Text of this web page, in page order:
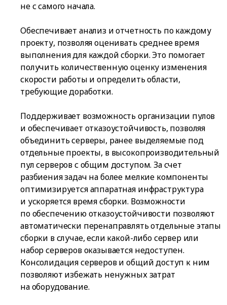
не с самого начала.
Обеспечивает анализ и отчетность по каждому
проекту, позволяя оценивать среднее время
выполнения для каждой сборки. Это помогает
получить количественную оценку изменения
скорости работы и определить области,
требующие доработки.
Поддерживает возможность организации пулов
и обеспечивает отказоустойчивость, позволяя
объединить серверы, ранее выделяемые под
отдельные проекты, в высокопроизводительный
пул серверов с общим доступом. За счет
разбиения задач на более мелкие компоненты
оптимизируется аппаратная инфраструктура
и ускоряется время сборки. Возможности
по обеспечению отказоустойчивости позволяют
автоматически перенаправлять отдельные этапы
сборки в случае, если какой-либо сервер или
набор серверов оказывается недоступен.
Консолидация серверов и общий доступ к ним
позволяют избежать ненужных затрат
на оборудование.